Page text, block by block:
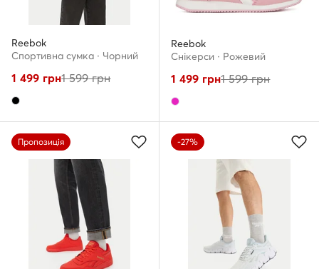
Reebok
Спортивна сумка · Чорний
1 499 грн1 599грн
Reebok
Снікерcи · Рожевий
1 499 грн1 599грн
Пропозиція -27%